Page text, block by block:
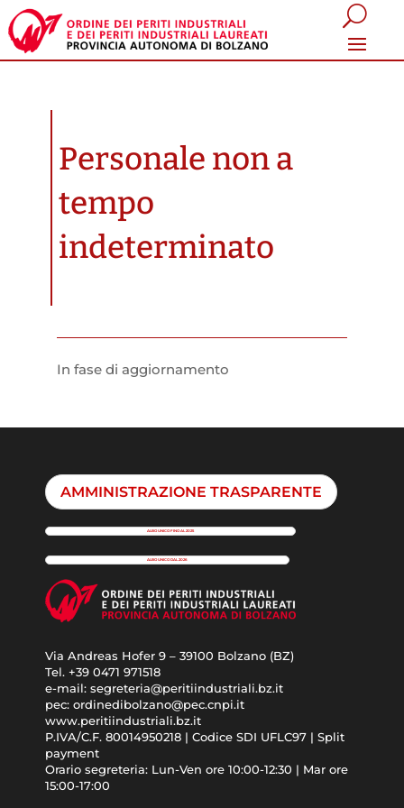
Personale non a
tempo
indeterminato
In fase di aggiornamento
AMMINISTRAZIONE TRASPARENTE
ALBO UNICO FINO AL 2025
ALBO UNICO DAL 2026
Via Andreas Hofer 9 – 39100 Bolzano (BZ)
Tel. +39 0471 971518
e-mail: segreteria@peritiindustriali.bz.it
pec: ordinedibolzano@pec.cnpi.it
www.peritiindustriali.bz.it
P.IVA/C.F. 80014950218 | Codice SDI UFLC97 | Split
payment
Orario segreteria: Lun-Ven ore 10:00-12:30 | Mar ore
15:00-17:00